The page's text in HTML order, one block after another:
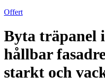
Offert
Byta träpanel
hållbar
starkt och